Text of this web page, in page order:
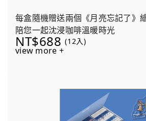
每盒隨機贈送兩個《月亮忘記了》
陪您一起沈浸咖啡溫暖時光
NT$688 (12入)
view more +